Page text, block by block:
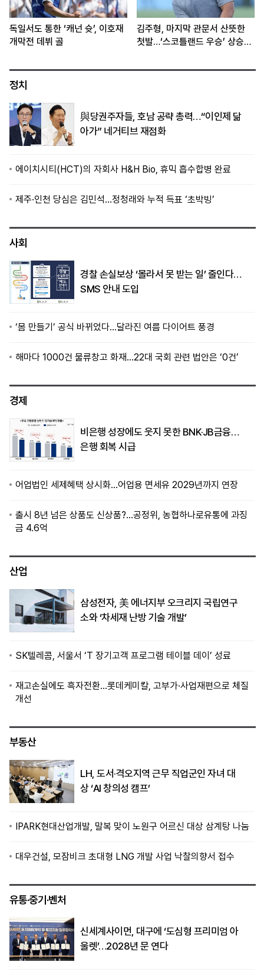
독일서도 통한 ‘캐넌 슛’, 이호재
개막전 데뷔 골
김주형, 마지막 관문서 산뜻한
첫발…‘스코틀랜드 우승’ 상승세
정치
與당권주자들, 호남 공략 총력…“이인제 닮
아가” 네거티브 재점화
에이치시티(HCT)의 자회사 H&H Bio, 휴믹 흡수합병 완료
제주·인천 당심은 김민석…정청래와 누적 득표 ‘초박빙’
사회
경찰 손실보상 ‘몰라서 못 받는 일’ 줄인다…
SMS 안내 도입
‘몸 만들기’ 공식 바뀌었다…달라진 여름 다이어트 풍경
해마다 1000건 물류창고 화재…22대 국회 관련 법안은 ‘0건’
경제
비은행 성장에도 웃지 못한 BNK·JB금융…
은행 회복 시급
어업법인 세제혜택 상시화…어업용 면세유 2029년까지 연장
출시 8년 넘은 상품도 신상품?…공정위, 농협하나로유통에 과징
금 4.6억
산업
삼성전자, 美 에너지부 오크리지 국립연구
소와 ‘차세재 난방 기술 개발’
SK텔레콤, 서울서 ‘T 장기고객 프로그램 테이블 데이’ 성료
재고손실에도 흑자전환…롯데케미칼, 고부가·사업재편으로 체질
개선
부동산
LH, 도서·격오지역 근무 직업군인 자녀 대
상 ‘AI 창의성 캠프’
IPARK현대산업개발, 말복 맞이 노원구 어르신 대상 삼계탕 나눔
대우건설, 모잠비크 초대형 LNG 개발 사업 낙찰의향서 접수
유통·중기·벤처
신세계사이먼, 대구에 ‘도심형 프리미엄 아
울렛’…2028년 문 연다